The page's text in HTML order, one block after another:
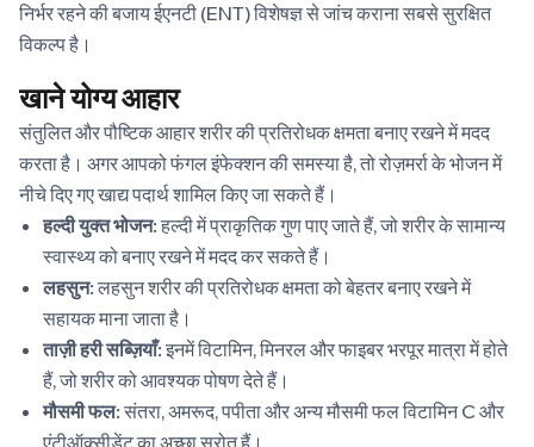
निर्भर रहने की बजाय ईएनटी (ENT) विशेषज्ञ से जांच कराना सबसे सुरक्षित
विकल्प है।
खाने योग्य आहार
संतुलित और पौष्टिक आहार शरीर की प्रतिरोधक क्षमता बनाए रखने में मदद
करता है। अगर आपको फंगल इंफेक्शन की समस्या है, तो रोज़मर्रा के भोजन में
नीचे दिए गए खाद्य पदार्थ शामिल किए जा सकते हैं।
हल्दी युक्त भोजन: हल्दी में प्राकृतिक गुण पाए जाते हैं, जो शरीर के सामान्य
स्वास्थ्य को बनाए रखने में मदद कर सकते हैं।
लहसुन: लहसुन शरीर की प्रतिरोधक क्षमता को बेहतर बनाए रखने में
सहायक माना जाता है।
ताज़ी हरी सब्ज़ियाँ: इनमें विटामिन, मिनरल और फाइबर भरपूर मात्रा में होते
हैं, जो शरीर को आवश्यक पोषण देते हैं।
मौसमी फल: संतरा, अमरूद, पपीता और अन्य मौसमी फल विटामिन C और
एंटीऑक्सीडेंट का अच्छा स्रोत हैं।